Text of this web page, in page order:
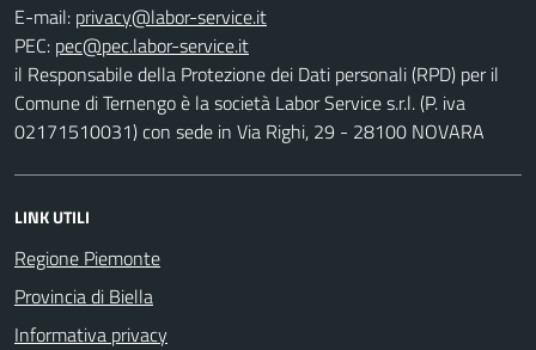
E-mail:
PEC:
il Responsabile della Protezione dei Dati personali (RPD) per il
Comune di Ternengo è la società Labor Service s.r.l. (P. iva
02171510031) con sede in Via Righi, 29 - 28100 NOVARA
LINK UTILI
Regione Piemonte
Provincia di Biella
Informativa privacy